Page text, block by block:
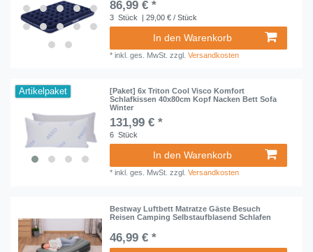
86,99 € *
3 Stück | 29,00 € / Stück
In den Warenkorb
*inkl. ges. MwSt. zzgl.Versandkosten
Artikelpaket
[Paket] 6x Triton Cool Visco Komfort
Schlafkissen 40x80cm Kopf Nacken Bett Sofa
Winter
131,99 € *
6 Stück
In den Warenkorb
*inkl. ges. MwSt. zzgl.Versandkosten
Bestway Luftbett Matratze Gäste Besuch
Reisen Camping Selbstaufblasend Schlafen
46,99 € *